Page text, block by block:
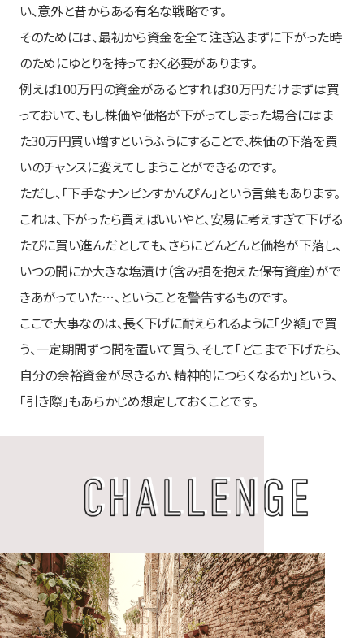
い、意外と昔からある有名な戦略です。
そのためには、最初から資金を全て注ぎ込まずに下がった時
のためにゆとりを持っておく必要があります。
例えば100万円の資金があるとすれば30万円だけまずは買
っておいて、もし株価や価格が下がってしまった場合にはま
た30万円買い増すというふうにすることで、株価の下落を買
いのチャンスに変えてしまうことができるのです。
ただし、「下手なナンピンすかんぴん」という言葉もあります。
これは、下がったら買えばいいやと、安易に考えすぎて下げる
たびに買い進んだとしても、さらにどんどんと価格が下落し、
いつの間にか大きな塩漬け（含み損を抱えた保有資産）がで
きあがっていた…、ということを警告するものです。
ここで大事なのは、長く下げに耐えられるように「少額」で買
う、一定期間ずつ間を置いて買う、そして「どこまで下げたら、
自分の余裕資金が尽きるか、精神的につらくなるか」という、
「引き際」もあらかじめ想定しておくことです。